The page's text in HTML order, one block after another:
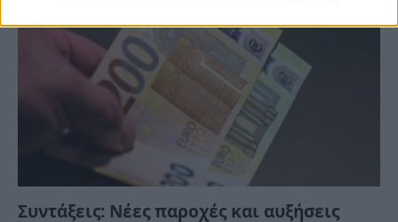
Συντάξεις: Νέες παροχές και αυξήσεις